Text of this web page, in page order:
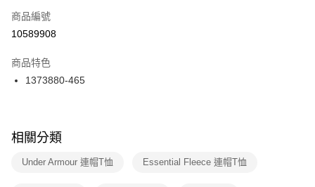
【「AFTEE先享後付」結帳流程】
１．於結帳方式選擇「AFTEE先享後付」後，將跳轉至「AFTEE先享後付」
２．訂單成立數日內，您將收到繳費通知簡訊。
３．收到繳費通知簡訊後14天內，點擊此簡訊中的連結，可透過四大超商／
ATM／網路銀行／等多元方式進行付款，方視為交易完成。
※ 交易是否成功請以「AFTEE先享後付 」之結帳頁面顯示為準，若有關於
是否繳費成功／繳費後需取消欲退款等相關疑問，請聯繫「AFTEE先享後付
客戶支援中心」https://netprotections.freshdesk.com/support/home
宅配
每筆NT$100，滿NT$1,500(含以上)免運費
付款後門市自取
每筆NT$100，滿NT$1,500(含以上)免運費
商品編號
10589908
商品特色
1373880-465
相關分類
Under Armour 連帽T恤 Essential Fleece 連帽T恤